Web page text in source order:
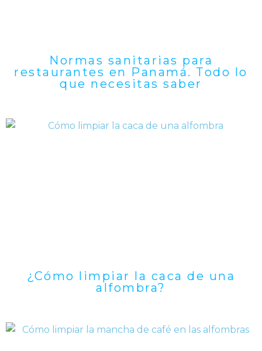
Normas sanitarias para
restaurantes en Panamá. Todo lo
que necesitas saber
¿Cómo limpiar la caca de una
alfombra?